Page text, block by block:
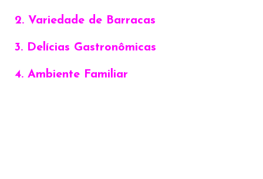
2. Variedade de Barracas
3. Delícias Gastronômicas
4. Ambiente Familiar